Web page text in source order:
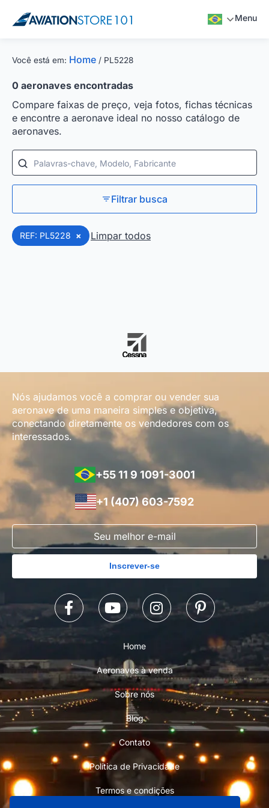
Menu
Você está em: Home / PL5228
0 aeronaves encontradas
Compare faixas de preço, veja fotos, fichas técnicas
e encontre a aeronave ideal no nosso catálogo de
aeronaves.
Palavras-chave, Modelo, Fabricante
Filtrar busca
REF: PL5228 × Limpar todos
Nós ajudamos você a comprar ou vender sua
aeronave de uma maneira simples e objetiva,
conectando diretamente os vendedores com os
interessados.
+55 11 9 1091-3001
+1 (407) 603-7592
Inscrever-se
Home
Aeronaves à venda
Sobre nós
Blog
Contato
Política de Privacidade
Termos e condições